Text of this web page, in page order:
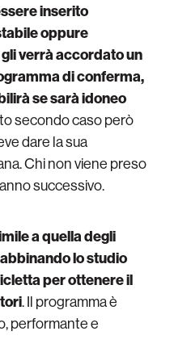
inserito
oppure
verrà accordato un
di conferma,
se sarà idoneo
secondo caso però
dare la sua
Chi non viene preso
successivo.
a quella degli
lo studio
per ottenere il
. Il programma è
performante e